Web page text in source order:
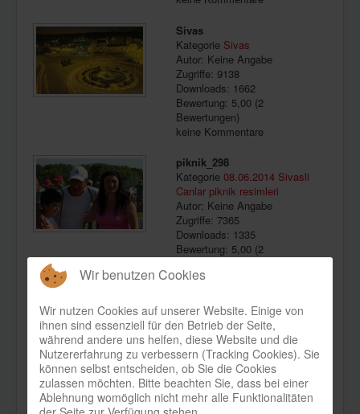
Sivas
Kategorie Sivas
Autor: Keine Angabe
Zugriffe: 9138
Downloads: 1662
Bewertung: 5,00 (2
Bewertungen)
keine Kommentare
piknik_298
Kategorie 08.06.2014 Sivasli
Canlar piknik resimleri
Autor: Keine Angabe
Zugriffe: 7365
Downloads: 1335
Bewertung: 5,00 (2
keine Kommentare
Sivas
KategorieSivas
Autor: Keine Angabe
Zugriffe: 8699
Downloads: 1654
Bewertung: 5,00 (1
Bewertung)
keine Kommentare
Wir benutzen Cookies
Wir nutzen Cookies auf unserer Website. Einige von
ihnen sind essenziell für den Betrieb der Seite,
während andere uns helfen, diese Website und die
Nutzererfahrung zu verbessern (Tracking Cookies). Sie
können selbst entscheiden, ob Sie die Cookies
zulassen möchten. Bitte beachten Sie, dass bei einer
Ablehnung womöglich nicht mehr alle Funktionalitäten